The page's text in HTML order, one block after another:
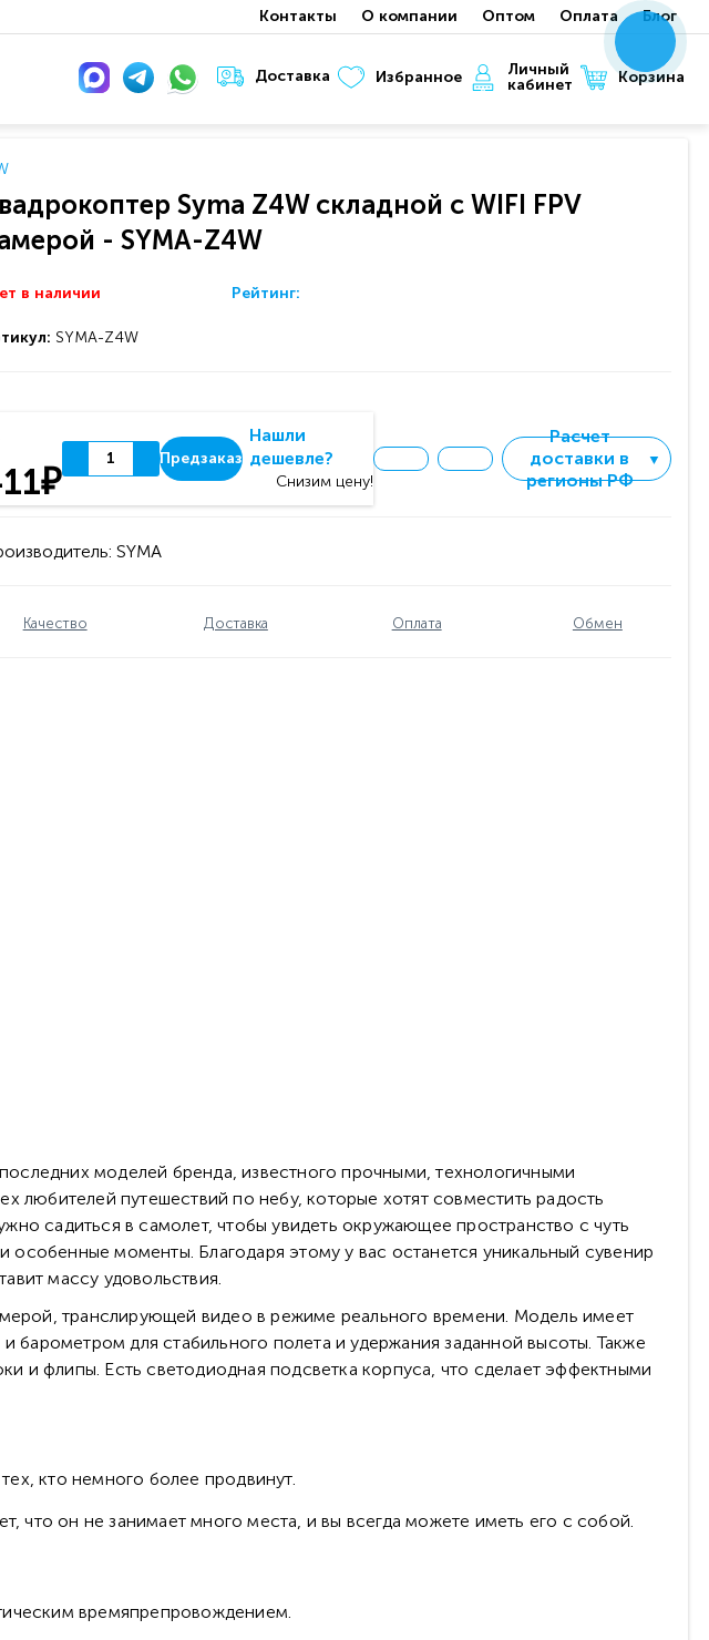
Контакты О компании Оптом Оплата Блог
Доставка Избранное
Личный
кабинет
Корзина
Syma Z4W складной с WIFI FPV
- SYMA-Z4W
в наличии Рейтинг:
SYMA-Z4W
Предзаказ
Нашли
дешевле?
Снизим цену!
Расчет
доставки в
регионы РФ
▼
SYMA
Качество Доставка Оплата Обмен
моделей бренда, известного прочными, технологичными
путешествий по небу, которые хотят совместить радость
садиться в самолет, чтобы увидеть окружающее пространство с чуть
моменты. Благодаря этому у вас останется уникальный сувенир
массу удовольствия.
транслирующей видео в режиме реального времени. Модель имеет
для стабильного полета и удержания заданной высоты. Также
и флипы. Есть светодиодная подсветка корпуса, что сделает эффектными
кто немного более продвинут.
что он не занимает много места, и вы всегда можете иметь его с собой.
времяпрепровождением.
xxx